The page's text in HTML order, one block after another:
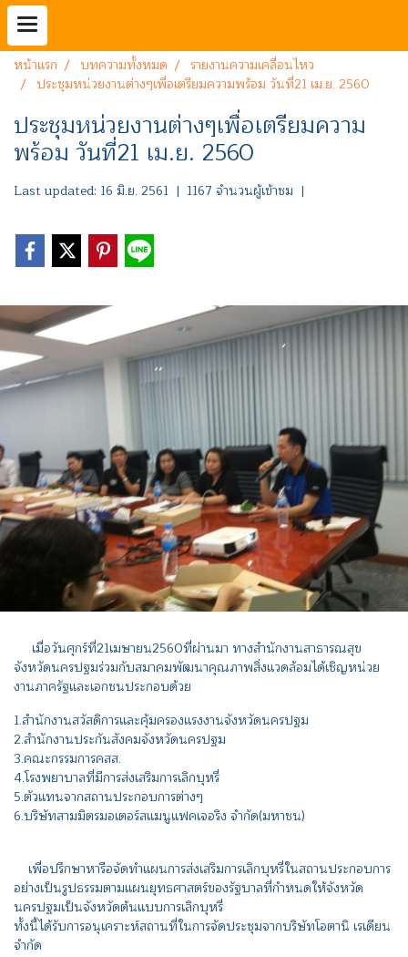
หน้าแรก บทความทั้งหมด
รายงานความเคลื่อนไหว
ประชุมหน่วยงานต่างๆเพื่อเตรียมความพร้อม วันที่21 เม.ย. 2560
ประชุมหน่วยงานต่างๆเพื่อเตรียมความ
พร้อม วันที่21 เม.ย. 2560
Last updated: 16 มิ.ย. 2561 | 1167 จำนวนผู้เข้าชม |
เมื่อวันศุกร์ที่21เมษายน2560ที่ผ่านมา ทางสำนักงานสาธารณสุข
จังหวัดนครปฐมร่วมกับสมาคมพัฒนาคุณภาพสิ่งแวดล้อมได้เชิญหน่วย
งานภาครัฐและเอกชนประกอบด้วย
1.สำนักงานสวัสดิการและคุ้มครองแรงงานจังหวัดนครปฐม
2.สำนักงานประกันสังคมจังหวัดนครปฐม
3.คณะกรรมการคสส.
4.โรงพยาบาลที่มีการส่งเสริมการเลิกบุหรี่
5.ตัวแทนจากสถานประกอบการต่างๆ
6.บริษัทสามมิตรมอเตอร์สแมนูแฟคเจอริง จำกัด(มหาชน)
เพื่อปรึกษาหารือจัดทำแผนการส่งเสริมการเลิกบุหรี่ในสถานประกอบการ
อย่างเป็นรูปธรรมตามแผนยุทธศาสตร์ของรัฐบาลที่กำหนดให้จังหวัด
นครปฐมเป็นจังหวัดต้นแบบการเลิกบุหรี่
ทั้งนี้ได้รับการอนุเคราะห์สถานที่ในการจัดประชุมจากบริษัทโอตานิ เรเดียน
จำกัด